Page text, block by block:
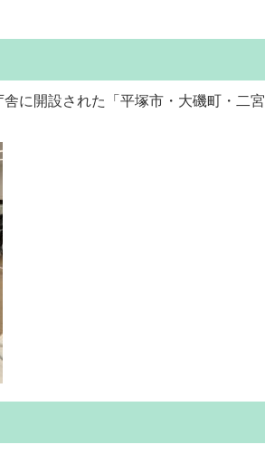
に開設された「平塚市・大磯町・二宮